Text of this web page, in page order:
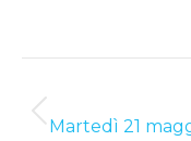
navigation
Martedì 21